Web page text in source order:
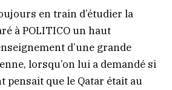
en train d’étudier la
à POLITICO un haut
d’une grande
lorsqu’on lui a demandé si
pensait que le Qatar était au